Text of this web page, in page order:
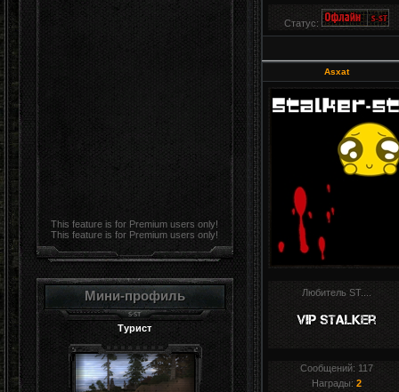
This feature is for Premium users only!
This feature is for Premium users only!
Мини-профиль
Турист
Статус:
Asxat
Любитель ST....
Сообщений: 117
Награды: 2